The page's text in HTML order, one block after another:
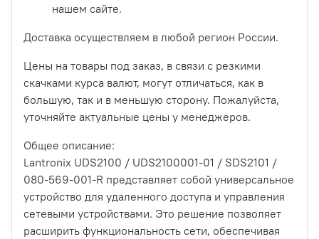
нашем сайте.
Доставка осуществляем в любой регион России.
Цены на товары под заказ, в связи с резкими
скачками курса валют, могут отличаться, как в
большую, так и в меньшую сторону. Пожалуйста,
уточняйте актуальные цены у менеджеров.
Общее описание:
Lantronix UDS2100 / UDS2100001-01 / SDS2101 /
080-569-001-R представляет собой универсальное
устройство для удаленного доступа и управления
сетевыми устройствами. Это решение позволяет
расширить функциональность сети, обеспечивая